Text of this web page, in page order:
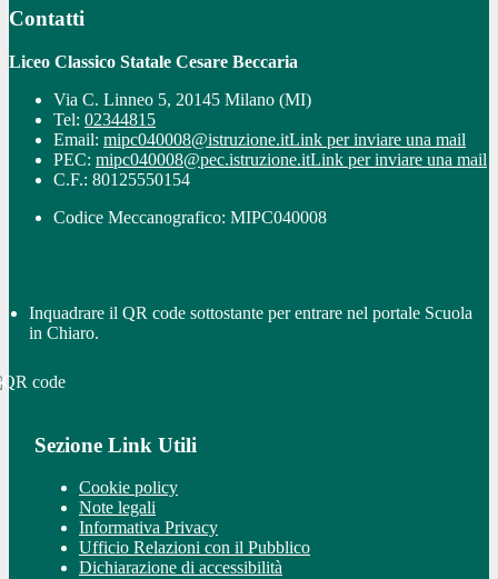
Contatti
Liceo Classico Statale Cesare Beccaria
Via C. Linneo 5, 20145 Milano (MI)
Tel: 02344815
Email: mipc040008@istruzione.itLink per inviare una mail
PEC: mipc040008@pec.istruzione.itLink per inviare una mail
C.F.: 80125550154
Codice Meccanografico: MIPC040008
Inquadrare il QR code sottostante per entrare nel portale Scuola
in Chiaro.
Sezione Link Utili
Cookie policy
Note legali
Informativa Privacy
Ufficio Relazioni con il Pubblico
Dichiarazione di accessibilità